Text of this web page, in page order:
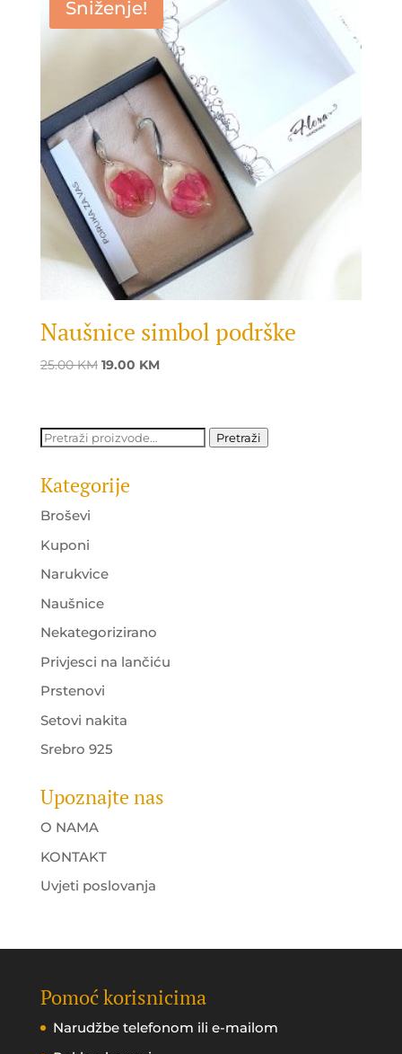
Sniženje!
Naušnice simbol podrške
25.00KM Original
25.00 KM.
19.00 KMCurrent
19.00 KM.
Pretraži: Pretraži
Kategorije
Broševi
Kuponi
Narukvice
Naušnice
Nekategorizirano
Privjesci na lančiću
Prstenovi
Setovi nakita
Srebro 925
Upoznajte nas
O NAMA
KONTAKT
Uvjeti poslovanja
Pomoć korisnicima
Narudžbe telefonom ili e-mailom